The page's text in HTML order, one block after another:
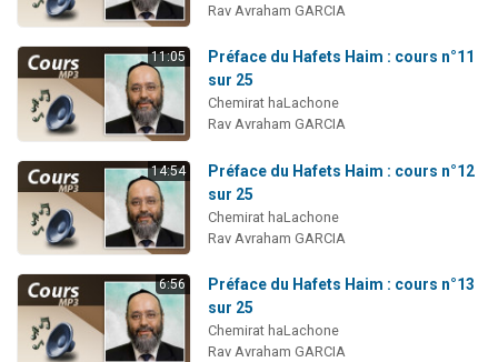
Rav Avraham GARCIA
11:05
Préface du Hafets Haim : cours n°11
sur 25
Chemirat haLachone
Rav Avraham GARCIA
14:54
Préface du Hafets Haim : cours n°12
sur 25
Chemirat haLachone
Rav Avraham GARCIA
6:56
Préface du Hafets Haim : cours n°13
sur 25
Chemirat haLachone
Rav Avraham GARCIA